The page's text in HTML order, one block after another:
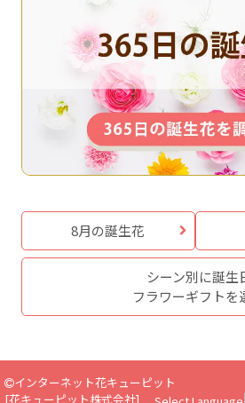
8月の誕生花
シーン別に誕生
フラワーギフトを
インターネット花キューピット
[花キューピット株式会社]